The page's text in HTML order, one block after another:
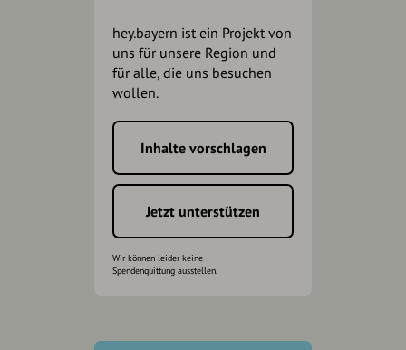
hey.bayern ist ein Projekt von
uns für unsere Region und
für alle, die uns besuchen
wollen.
Inhalte vorschlagen
Jetzt unterstützen
Wir können leider keine
Spendenquittung ausstellen.